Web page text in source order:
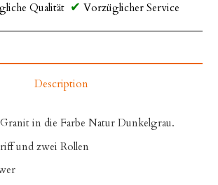
Qualität
Vorzüglicher Service
Description
Granit in die Farbe Natur Dunkelgrau.
und zwei Rollen